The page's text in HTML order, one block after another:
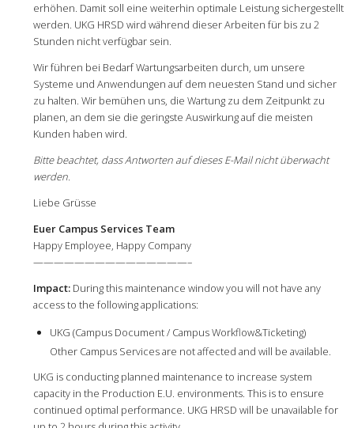
erhöhen. Damit soll eine weiterhin optimale Leistung sichergestellt
werden. UKG HRSD wird während dieser Arbeiten für bis zu 2
Stunden nicht verfügbar sein.
Wir führen bei Bedarf Wartungsarbeiten durch, um unsere
Systeme und Anwendungen auf dem neuesten Stand und sicher
zu halten. Wir bemühen uns, die Wartung zu dem Zeitpunkt zu
planen, an dem sie die geringste Auswirkung auf die meisten
Kunden haben wird.
Bitte beachtet, dass Antworten auf dieses E-Mail nicht überwacht
werden.
Liebe Grüsse
Euer Campus Services Team
Happy Employee, Happy Company
———————————————–
Impact:During this maintenance window you will not have any
access to the following applications:
UKG (Campus Document / Campus Workflow&Ticketing)
Other Campus Services are not affected and will be available.
UKG is conducting planned maintenance to increase system
capacity in the Production E.U. environments. This is to ensure
continued optimal performance. UKG HRSD will be unavailable for